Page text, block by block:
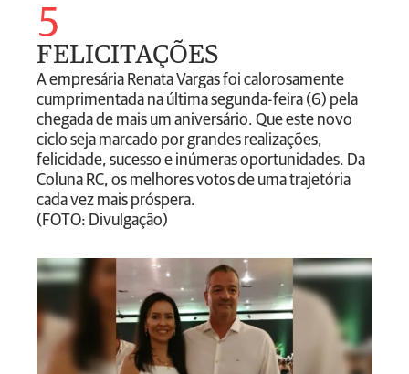
5
FELICITAÇÕES
A empresária Renata Vargas foi calorosamente
cumprimentada na última segunda-feira (6) pela
chegada de mais um aniversário. Que este novo
ciclo seja marcado por grandes realizações,
felicidade, sucesso e inúmeras oportunidades. Da
Coluna RC, os melhores votos de uma trajetória
cada vez mais próspera.
(FOTO: Divulgação)